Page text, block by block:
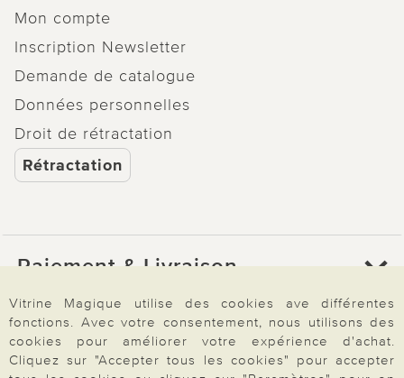
Mon compte
Inscription Newsletter
Demande de catalogue
Données personnelles
Droit de rétractation
Rétractation
Paiement & Livraison
À propos de nous
Vitrine Magique utilise des cookies ave différentes
fonctions. Avec votre consentement, nous utilisons des
cookies pour améliorer votre expérience d'achat.
Cliquez sur "Accepter tous les cookies" pour accepter